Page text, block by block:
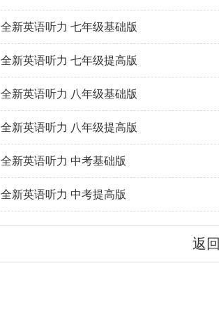
全新英语听力 七年级基础版
全新英语听力 七年级提高版
全新英语听力 八年级基础版
全新英语听力 八年级提高版
全新英语听力 中考基础版
全新英语听力 中考提高版
返